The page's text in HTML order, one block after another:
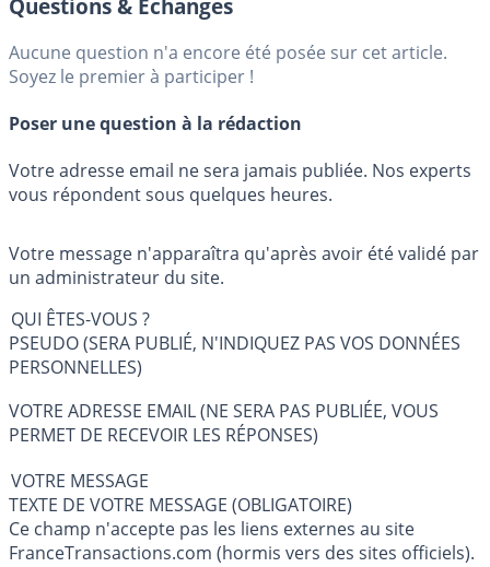
Questions & Échanges
Aucune question n'a encore été posée sur cet article.
Soyez le premier à participer !
Poser une question à la rédaction
Votre adresse email ne sera jamais publiée. Nos experts
vous répondent sous quelques heures.
Votre message n'apparaîtra qu'après avoir été validé par
un administrateur du site.
QUI ÊTES-VOUS ?
PSEUDO (SERA PUBLIÉ, N'INDIQUEZ PAS VOS DONNÉES
PERSONNELLES)
VOTRE ADRESSE EMAIL (NE SERA PAS PUBLIÉE, VOUS
PERMET DE RECEVOIR LES RÉPONSES)
VOTRE MESSAGE
TEXTE DE VOTRE MESSAGE (OBLIGATOIRE)
Ce champ n'accepte pas les liens externes au site
FranceTransactions.com (hormis vers des sites officiels).